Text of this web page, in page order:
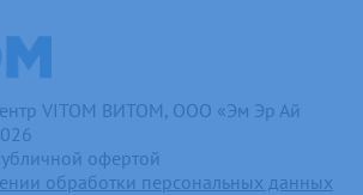
VITOM ВИТОМ, ООО «Эм Эр Ай
офертой
обработки персональных данных